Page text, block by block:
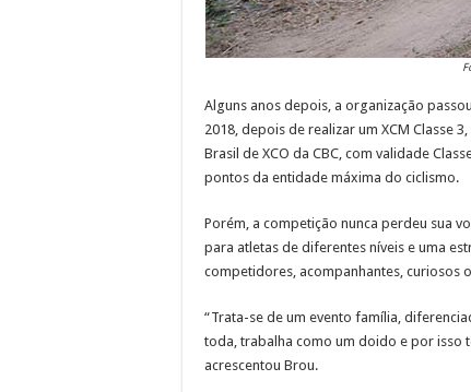
Alguns anos depois, a organização
2018, depois de realizar um XCM Classe
Brasil de XCO da CBC, com validade
pontos da entidade máxima do ciclismo.
Porém, a competição nunca perdeu sua
para atletas de diferentes níveis e uma
competidores, acompanhantes, curiosos
“Trata-se de um evento família,
toda, trabalha como um doido e por isso
acrescentou Brou.